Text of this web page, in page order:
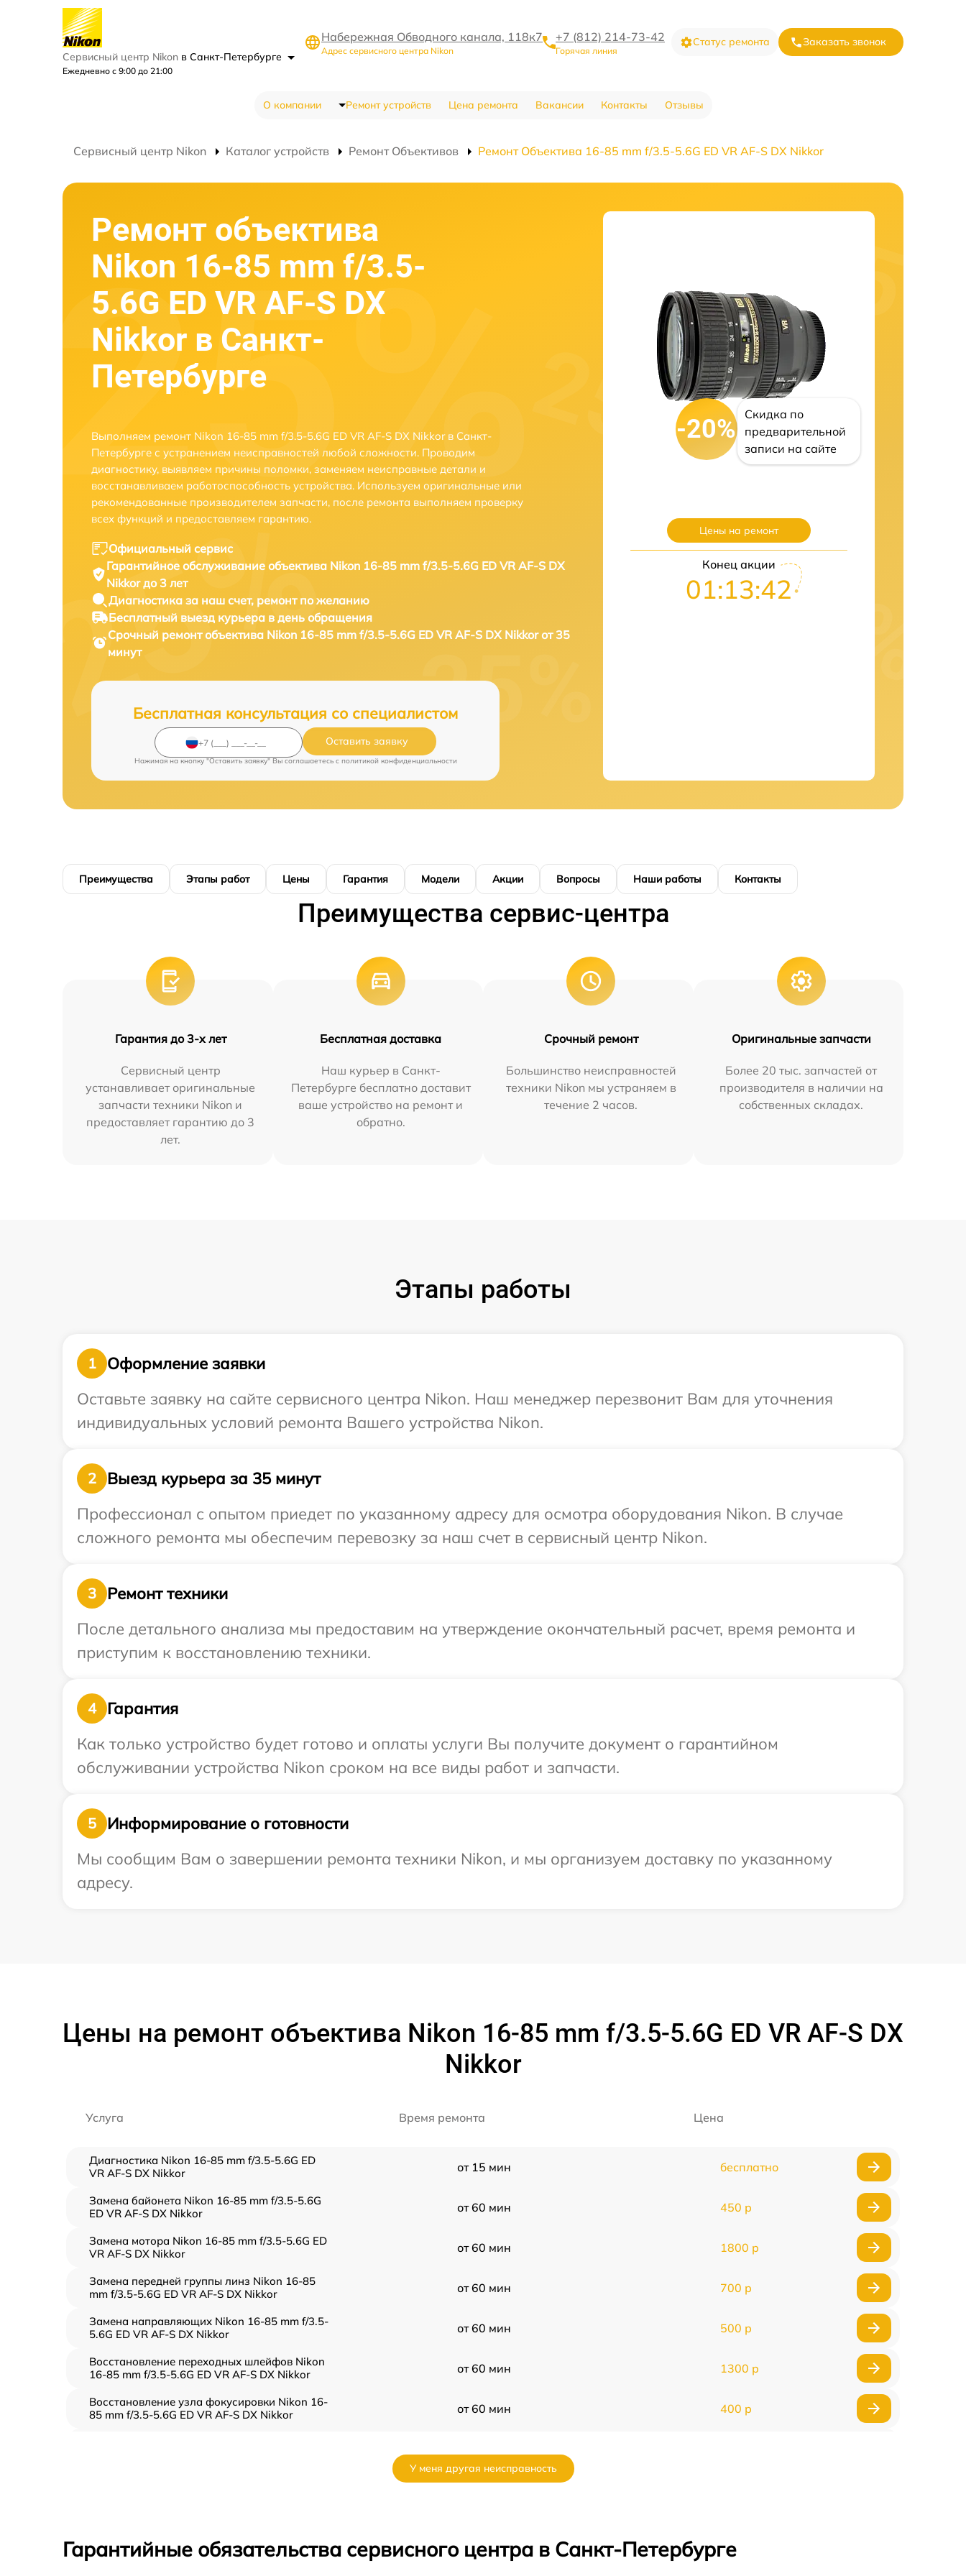
Сервисный центр Nikon в Санкт-Петербурге
Ежедневно с 9:00 до 21:00
Набережная Обводного канала, 118к7
Адрес сервисного центра Nikon
+7 (812) 214-73-42
Горячая линия
Статус ремонта Заказать звонок
О компании Ремонт устройств Цена ремонта Вакансии Контакты Отзывы
Сервисный центр Nikon Каталог устройств Ремонт Объективов Ремонт Объектива 16-85 mm f/3.5-5.6G ED VR AF-S DX Nikkor
Ремонт объектива
Nikon 16-85 mm f/3.5-
5.6G ED VR AF-S DX
Nikkor в Санкт-
Петербурге
Выполняем ремонт Nikon 16-85 mm f/3.5-5.6G ED VR AF-S DX Nikkor в Санкт-
Петербурге с устранением неисправностей любой сложности. Проводим
диагностику, выявляем причины поломки, заменяем неисправные детали и
восстанавливаем работоспособность устройства. Используем оригинальные или
рекомендованные производителем запчасти, после ремонта выполняем проверку
всех функций и предоставляем гарантию.
Официальный сервис
Гарантийное обслуживание объектива Nikon 16-85 mm f/3.5-5.6G ED VR AF-S DX
Nikkor до 3 лет
Диагностика за наш счет, ремонт по желанию
Бесплатный выезд курьера в день обращения
Срочный ремонтобъектива Nikon 16-85 mm f/3.5-5.6G ED VR AF-S DX Nikkor от 35
минут
Бесплатная консультация со специалистом
Оставить заявку
Нажимая на кнопку "Оставить заявку" Вы соглашаетесь c политикой конфиденциальности
-20%
Скидка по
предварительной
записи на сайте
Цены на ремонт
Конец акции
01:13:41
Преимущества Этапы работ Цены Гарантия Модели Акции Вопросы Наши работы Контакты
Преимущества сервис-центра
Гарантия до 3-х лет
Сервисный центр
устанавливает оригинальные
запчасти техники Nikon и
предоставляет гарантию до 3
лет.
Бесплатная доставка
Наш курьер в Санкт-
Петербурге бесплатно доставит
ваше устройство на ремонт и
обратно.
Срочный ремонт
Большинство неисправностей
техники Nikon мы устраняем в
течение 2 часов.
Оригинальные запчасти
Более 20 тыс. запчастей от
производителя в наличии на
собственных складах.
Этапы работы
1
Оформление заявки
Оставьте заявку на сайте сервисного центра Nikon. Наш менеджер перезвонит Вам для уточнения
индивидуальных условий ремонта Вашего устройства Nikon.
2
Выезд курьера за 35 минут
Профессионал с опытом приедет по указанному адресу для осмотра оборудования Nikon. В случае
сложного ремонта мы обеспечим перевозку за наш счет в сервисный центр Nikon.
3
Ремонт техники
После детального анализа мы предоставим на утверждение окончательный расчет, время ремонта и
приступим к восстановлению техники.
4
Гарантия
Как только устройство будет готово и оплаты услуги Вы получите документ о гарантийном
обслуживании устройства Nikon сроком на все виды работ и запчасти.
5
Информирование о готовности
Мы сообщим Вам о завершении ремонта техники Nikon, и мы организуем доставку по указанному
адресу.
Цены на ремонт объектива Nikon 16-85 mm f/3.5-5.6G ED VR AF-S DX
Nikkor
Услуга Время ремонта Цена
Диагностика Nikon 16-85 mm f/3.5-5.6G ED
VR AF-S DX Nikkor
от 15 мин бесплатно
Замена байонета Nikon 16-85 mm f/3.5-5.6G
ED VR AF-S DX Nikkor
от 60 мин 450 р
Замена мотора Nikon 16-85 mm f/3.5-5.6G ED
VR AF-S DX Nikkor
от 60 мин 1800 р
Замена передней группы линз Nikon 16-85
mm f/3.5-5.6G ED VR AF-S DX Nikkor
от 60 мин 700 р
Замена направляющих Nikon 16-85 mm f/3.5-
5.6G ED VR AF-S DX Nikkor
от 60 мин 500 р
Восстановление переходных шлейфов Nikon
16-85 mm f/3.5-5.6G ED VR AF-S DX Nikkor
от 60 мин 1300 р
Восстановление узла фокусировки Nikon 16-
85 mm f/3.5-5.6G ED VR AF-S DX Nikkor
от 60 мин 400 р
VR AF-S DX Nikkor
У меня другая неисправность
Гарантийные обязательства сервисного центра в Санкт-Петербурге